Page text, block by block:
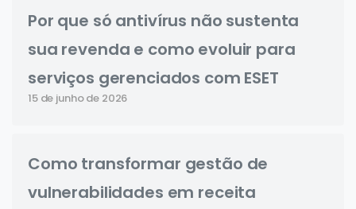
Por que só antivírus não sustenta
sua revenda e como evoluir para
serviços gerenciados com ESET
15 de junho de 2026
Como transformar gestão de
vulnerabilidades em receita